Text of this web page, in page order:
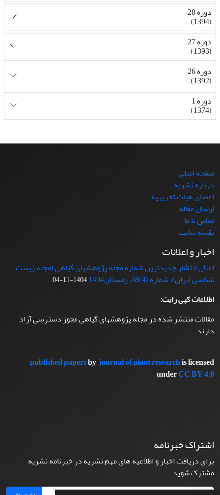
دوره 28
(1394)
دوره 27
(1393)
دوره 26
(1392)
دوره 1
(1374)
صفحه اصلی
درباره نشریه
اعضای هیات تحریریه
ارسال مقاله
تماس با ما
نقشه سایت
اخبار و اعلانات
اعلان انتشار جدیدترین شماره مجله پژوهشهای گیاهی (مجله زیست
شناسی ایران)، شماره (4)38، زمستان1404
1404-11-04
اطلاعات کپی رایت:
مقالات منتشر شده در مجله پژوهشهای گیاهی مجوز دسترسی آزاد
دارند.
published papersbyjournal of plant researchis licensed
underCC BY 4.0
اشتراک خبرنامه
برای دریافت اخبار و اطلاعیه های مهم نشریه در خبرنامه نشریه
مشترک شوید.